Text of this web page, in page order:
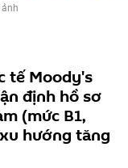
tế Moody's
định hồ sơ
(mức B1,
hướng tăng